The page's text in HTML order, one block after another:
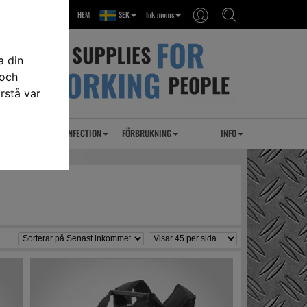
din
var
Ink moms
SEK
HEM
UVC DESINFECTION FÖRBRUKNING INFO